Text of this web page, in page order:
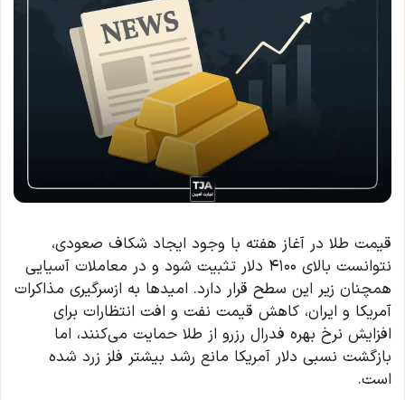
قیمت طلا در آغاز هفته با وجود ایجاد شکاف صعودی،
نتوانست بالای ۴۱۰۰ دلار تثبیت شود و در معاملات آسیایی
همچنان زیر این سطح قرار دارد. امیدها به ازسرگیری مذاکرات
آمریکا و ایران، کاهش قیمت نفت و افت انتظارات برای
افزایش نرخ بهره فدرال رزرو از طلا حمایت می‌کنند، اما
بازگشت نسبی دلار آمریکا مانع رشد بیشتر فلز زرد شده
است.